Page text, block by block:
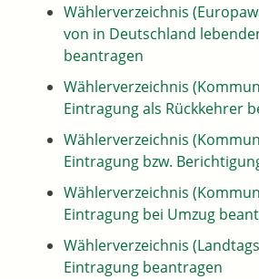
Wählerverzeichnis
von in Deutschland
beantragen
Wählerverzeichnis
Eintragung als Rückkehrer
Wählerverzeichnis
Eintragung bzw.
Wählerverzeichnis
Eintragung bei Umzug
Wählerverzeichnis
Eintragung beantragen